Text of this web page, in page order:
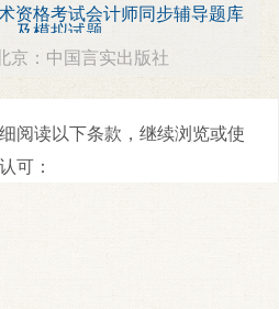
资格考试会计师同步辅导题库
及模拟试题
京：中国言实出版社
阅读以下条款，继续浏览或使
可：